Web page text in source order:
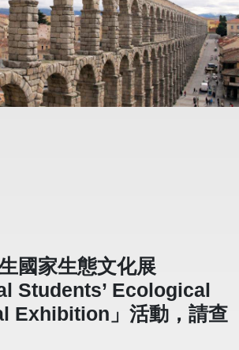
國家生態文化展
Students’ Ecological
Exhibition」活動，請查